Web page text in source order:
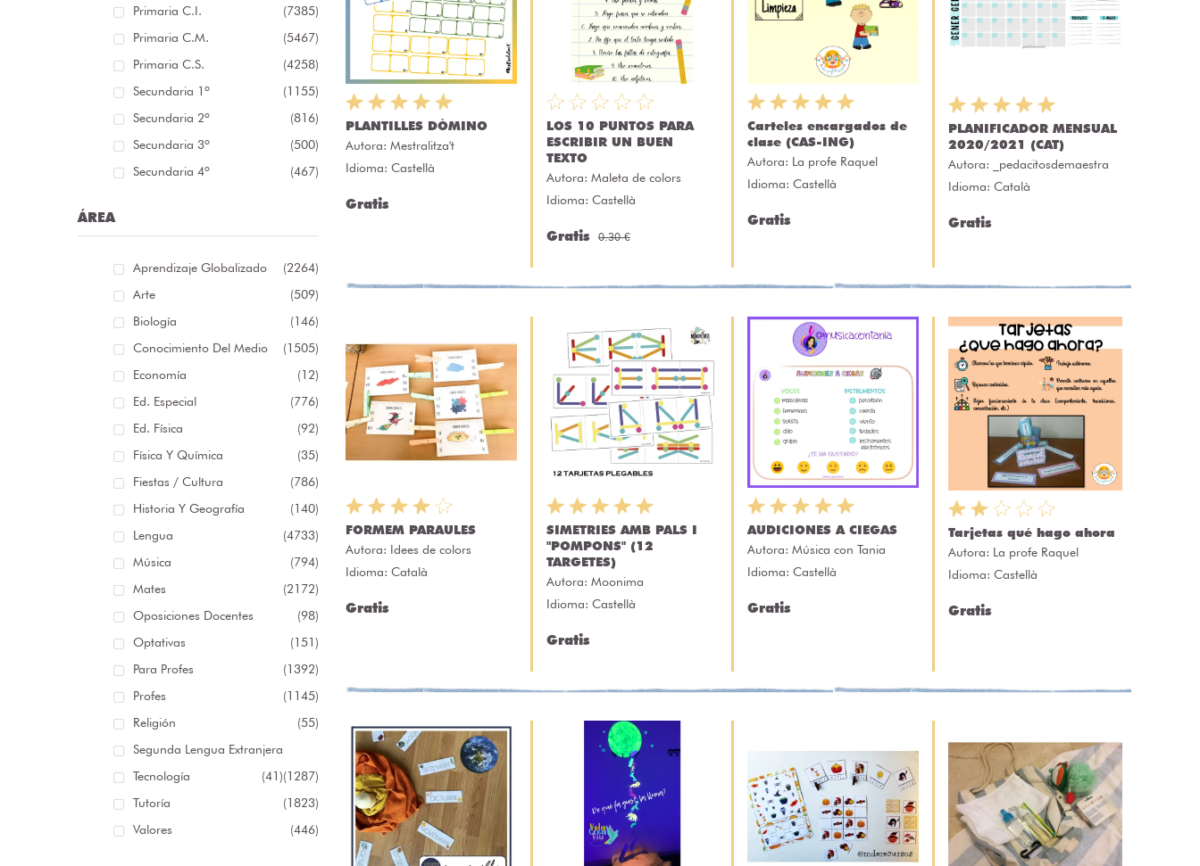
Primaria C.I.
(7385)
Primaria C.M.
(5467)
Primaria C.S.
(4258)
Secundaria 1º
(1155)
Secundaria 2º
(816)
Secundaria 3º
(500)
Secundaria 4º
(467)
ÁREA
Aprendizaje Globalizado
(2264)
Arte
(509)
Biología
(146)
Conocimiento Del Medio
(1505)
Economía
(12)
Ed. Especial
(776)
Ed. Física
(92)
Física Y Química
(35)
Fiestas / Cultura
(786)
Historia Y Geografía
(140)
Lengua
(4733)
Música
(794)
Mates
(2172)
Oposiciones Docentes
(98)
Optativas
(151)
Para Profes
(1392)
Profes
(1145)
Religión
(55)
Segunda Lengua Extranjera
(1287)
Tecnología
(41)
Tutoría
(1823)
Valores
(446)
PLANTILLES DÒMINO
Autora: Mestralitza't
Idioma: Castellà
Gratis
LOS 10 PUNTOS PARA
ESCRIBIR UN BUEN
TEXTO
Autora: Maleta de colors
Idioma: Castellà
Gratis 0.30 €
Carteles encargados de
clase (CAS-ING)
Autora: La profe Raquel
Idioma: Castellà
Gratis
PLANIFICADOR MENSUAL
2020/2021 (CAT)
Autora:
_pedacitosdemaestra
Idioma: Català
Gratis
FORMEM PARAULES
Autora: Idees de colors
Idioma: Català
Gratis
SIMETRIES AMB PALS I
"POMPONS" (12
TARGETES)
Autora: Moonima
Idioma: Castellà
Gratis
AUDICIONES A CIEGAS
Autora: Música con Tania
Idioma: Castellà
Gratis
Tarjetas qué hago ahora
Autora: La profe Raquel
Idioma: Castellà
Gratis